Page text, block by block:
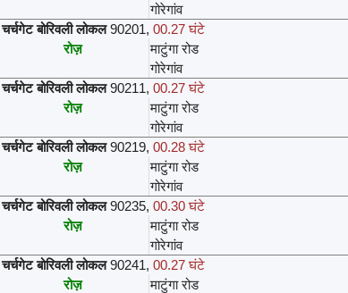
गोरेगांव
चर्चगेट बोरिवली लोकल 90201, 00.27 घंटे
रोज़
माटुंगा रोड
गोरेगांव
चर्चगेट बोरिवली लोकल 90211, 00.27 घंटे
रोज़
माटुंगा रोड
गोरेगांव
चर्चगेट बोरिवली लोकल 90219, 00.28 घंटे
रोज़
माटुंगा रोड
गोरेगांव
चर्चगेट बोरिवली लोकल 90235, 00.30 घंटे
रोज़
माटुंगा रोड
गोरेगांव
चर्चगेट बोरिवली लोकल 90241, 00.27 घंटे
रोज़
माटुंगा रोड